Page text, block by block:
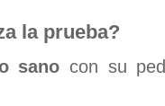
la prueba?
sano con su